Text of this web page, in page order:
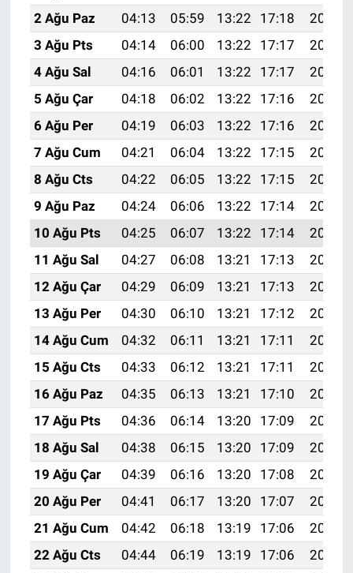
2 Ağu Paz
04:13 05:59 13:22 17:18
20:36
3 Ağu Pts
04:14 06:00 13:22 17:17
20:35
4 Ağu Sal
04:16 06:01 13:22 17:17
20:34
5 Ağu Çar
04:18 06:02 13:22 17:16
20:32
6 Ağu Per
04:19 06:03 13:22 17:16
20:31
7 Ağu Cum
04:21 06:04 13:22 17:15
20:30
8 Ağu Cts
04:22 06:05 13:22 17:15
20:29
9 Ağu Paz
04:24 06:06 13:22 17:14
20:27
10 Ağu Pts
04:25 06:07 13:22 17:14
20:26
11 Ağu Sal
04:27 06:08 13:21 17:13
20:25
12 Ağu Çar
04:29 06:09 13:21 17:13
20:23
13 Ağu Per
04:30 06:10 13:21 17:12
20:22
14 Ağu Cum
04:32 06:11 13:21 17:11
20:21
15 Ağu Cts
04:33 06:12 13:21 17:11
20:19
16 Ağu Paz
04:35 06:13 13:21 17:10
20:18
17 Ağu Pts
04:36 06:14 13:20 17:09
20:16
18 Ağu Sal
04:38 06:15 13:20 17:09
20:15
19 Ağu Çar
04:39 06:16 13:20 17:08
20:13
20 Ağu Per
04:41 06:17 13:20 17:07
20:12
21 Ağu Cum
04:42 06:18 13:19 17:06
20:10
22 Ağu Cts
04:44 06:19 13:19 17:06
20:09